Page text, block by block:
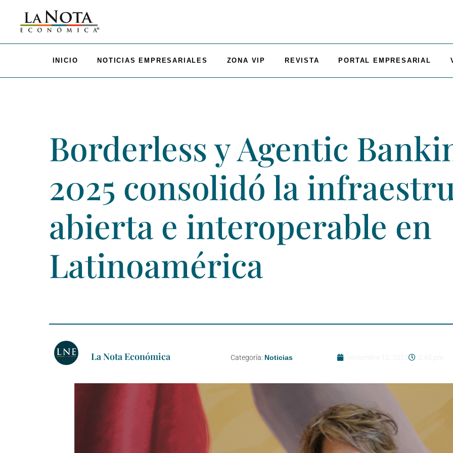
INICIO NOTICIAS EMPRESARIALES ZONA VIP REVISTA PORTAL EMPRESARIAL
Borderless y Agentic
2025 consolidó la
abierta e interoperable en
Latinoamérica
La Nota Económica Categoría: Noticias